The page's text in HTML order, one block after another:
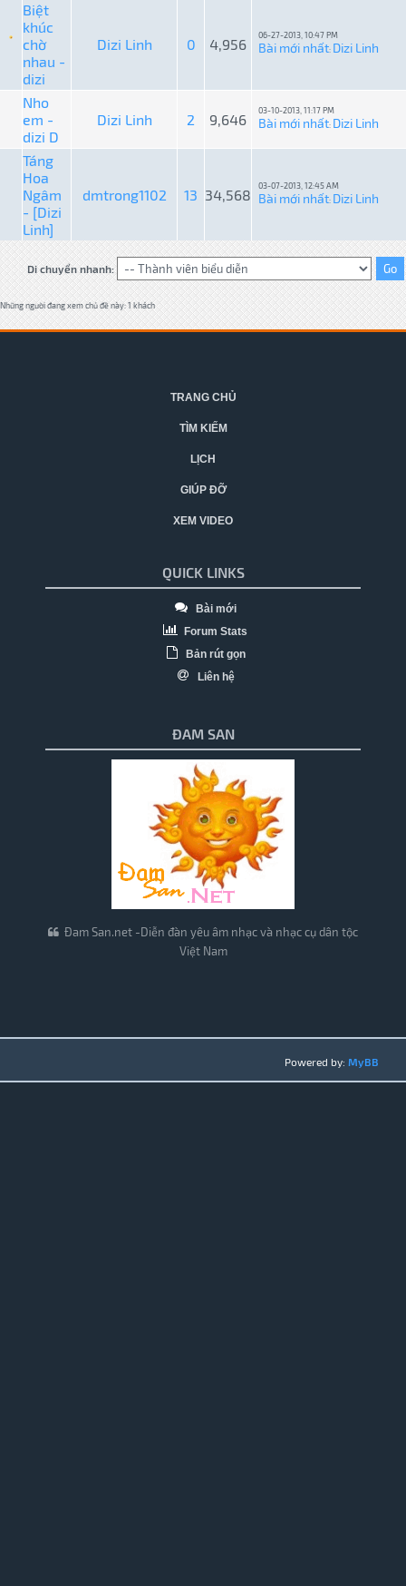
Biệt
khúc
chờ
nhau -
dizi
Dizi Linh 0 4,956
06-27-2013, 10:47 PM
Bài mới nhất: Dizi Linh
Nho
em -
dizi D
Dizi Linh 2 9,646
03-10-2013, 11:17 PM
Bài mới nhất: Dizi Linh
Táng
Hoa
Ngâm
- [Dizi
Linh]
dmtrong1102 13 34,568
03-07-2013, 12:45 AM
Bài mới nhất: Dizi Linh
Di chuyển nhanh:
Những người đang xem chủ đề này: 1 khách
TRANG CHỦ
TÌM KIẾM
LỊCH
GIÚP ĐỠ
XEM VIDEO
QUICK LINKS
Bài mới
Forum Stats
Bản rút gọn
Liên hệ
ĐAM SAN
Đam San.net -Diễn đàn yêu âm nhạc và nhạc cụ dân tộc
Việt Nam
Powered by: MyBB